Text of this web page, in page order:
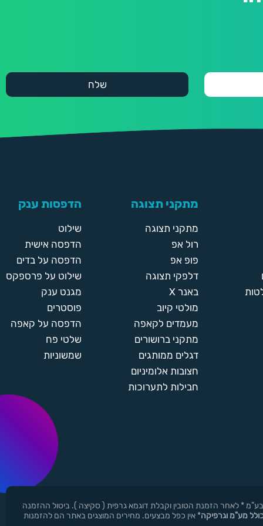
מתקני תצוגה
מתקני תצוגה
רול אפ
פופ אפ
דלפקי תצוגה
באנר X
מולטי קיוב
מעמדים לקאפה
מתקני ברושורים
דגלים ממותגים
חצובות אלומיניום
חבילות לתערוכות
הדפסות ענק
שילוט
הדפסה אישית
הדפסה על בדים
שילוט על פרספקס
מגנט ענק
פוסטרים
הדפסה על קאפה
שלטי פח
שמשוניות
ר.י.ד בע"מ * לאחר הזמנת הטובין וקבלת דוגמא גרפית ( סקיצה ). ביטול ההזמנה
מע"מ וגרפיקה* אין כפל מבצעים. מחירים המוצגים באתר הם להזמנות